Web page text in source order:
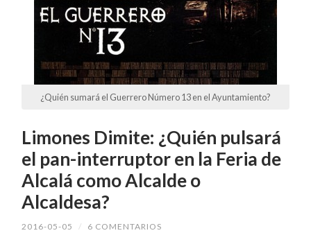
¿Quién sumará el Guerrero Número 13 en el Ayuntamiento?
Limones Dimite: ¿Quién pulsará
el pan-interruptor en la Feria de
Alcalá como Alcalde o
Alcaldesa?
2016-05-05 / 6 COMENTARIOS